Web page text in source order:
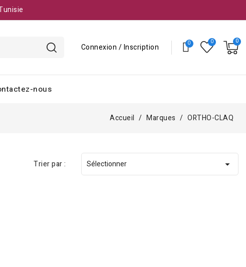
Connexion / Inscription
nous
Accueil Marques ORTHO-CLAQ
Trier par : Sélectionner 